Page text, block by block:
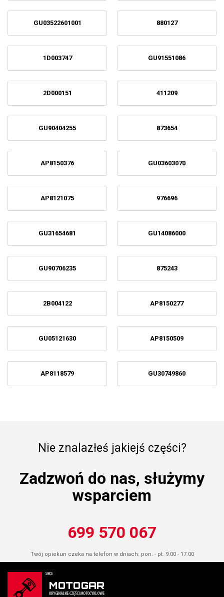
GU03522601001 880127
1D003747 GU91551086
2D000151 411209
GU90404255 873654
AP8150376 GU03603070
AP8121075 976696
GU31654681 GU14086000
GU90706235 875243
2B004122 AP8150277
GU05121630 AP8150509
AP8118579 GU30749860
Nie znalazłeś jakiejś części?
Zadzwoń do nas, służymy
wsparciem
699 570 067
Twój opiekun czeka na telefon w dniach: pon. - pt. 9.00 - 17.00